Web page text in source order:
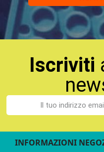
Iscriviti
INFORMAZIONI